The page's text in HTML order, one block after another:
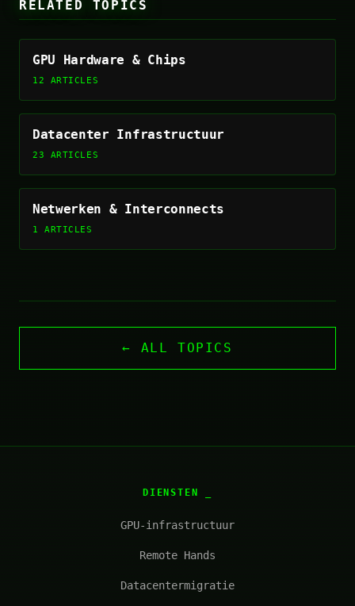
RELATED TOPICS
GPU Hardware & Chips
12 ARTICLES
Datacenter Infrastructuur
23 ARTICLES
Netwerken & Interconnects
1 ARTICLES
← ALL TOPICS
DIENSTEN
GPU-infrastructuur
Remote Hands
Datacentermigratie